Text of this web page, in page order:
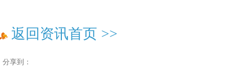
返回资讯首页 >>
分享到：